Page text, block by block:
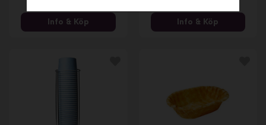
Info & Köp Info & Köp